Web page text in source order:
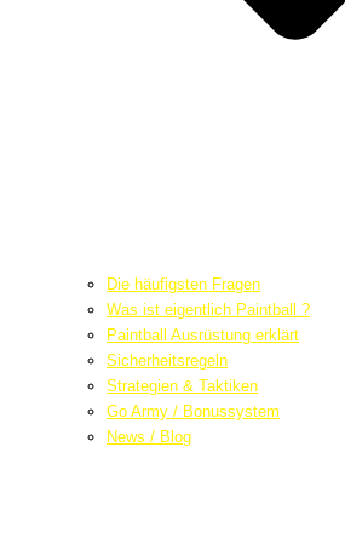
Die häufigsten Fragen
Was ist eigentlich Paintball ?
Paintball Ausrüstung erklärt
Sicherheitsregeln
Strategien & Taktiken
Go Army / Bonussystem
News / Blog